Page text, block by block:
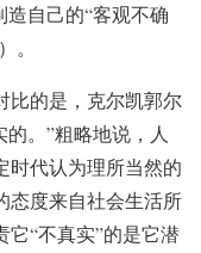
自己的“客观不确
。
的是，克尔凯郭尔
。”粗略地说，人
代认为理所当然的
态度来自社会生活所
“不真实”的是它潜